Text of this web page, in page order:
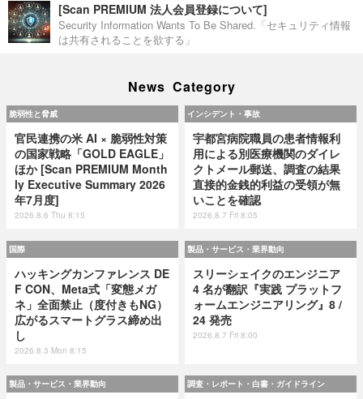
[Scan PREMIUM 法人会員登録について]
Security Information Wants To Be Shared.「セキュリティ情報
は共有されることを欲する」
News Category
脆弱性と脅威
官民連携の米 AI × 脆弱性対策
の国家戦略「GOLD EAGLE」
ほか [Scan PREMIUM Month
ly Executive Summary 2026
年7月度]
2026.8.6 Thu 8:15
インシデント・事故
宇都宮病院職員の患者情報利
用による別医療機関のダイレ
クトメール郵送、調査の結果
直接的金銭的利益の受領が無
いことを確認
2026.8.7 Fri 8:05
国際
ハッキングカンファレンス DE
F CON、Meta式「変態メガ
ネ」全面禁止（度付きもNG）
広がるスマートグラス締め出
し
2026.8.3 Mon 8:15
製品・サービス・業界動向
スリーシェイクのエンジニア
4 名が翻訳『実践 プラットフ
ォームエンジニアリング』8 /
24 発売
2026.8.7 Fri 8:00
製品・サービス・業界動向 調査・レポート・白書・ガイドライン